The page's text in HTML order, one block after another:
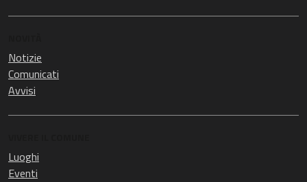
Notizie
Comunicati
Avvisi
Luoghi
Eventi